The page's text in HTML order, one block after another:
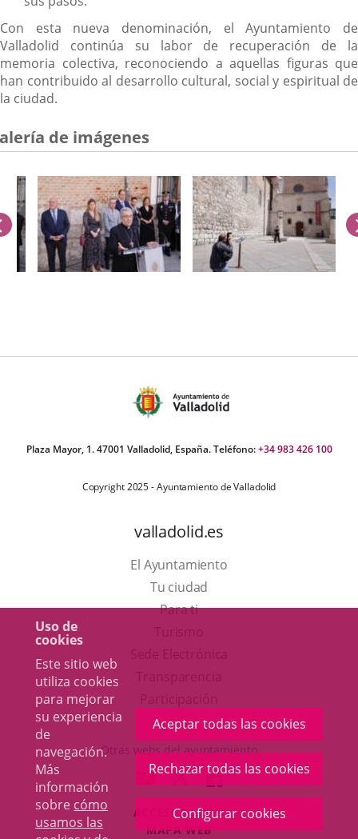
Uso de
cookies
Este sitio web
utiliza cookies
para mejorar
su experiencia
de
navegación.
Más
información
sobre cómo
usamos las
Aceptar todas las cookies
Rechazar todas las cookies
Configurar cookies
Con esta nueva denominación, el Ayuntamiento de
Valladolid continúa su labor de recuperación de la
memoria colectiva, reconociendo a aquellas figuras que
han contribuido al desarrollo cultural, social y espiritual de
la ciudad.
de imágenes
anterior
Plaza Mayor, 1. 47001 Valladolid, España. Teléfono:+34 983 426 100
Copyright 2025 - Ayuntamiento de Valladolid
valladolid.es
El Ayuntamiento
Tu ciudad
Para ti
en
una
ventana
nueva.
aplicación
externa.
Otras webs del ayuntamiento
ENLACE
A
UNA
ENLACE
A
UNA
ENLACE
A
UNA
ACCESIBILIDAD
MAPA WEB